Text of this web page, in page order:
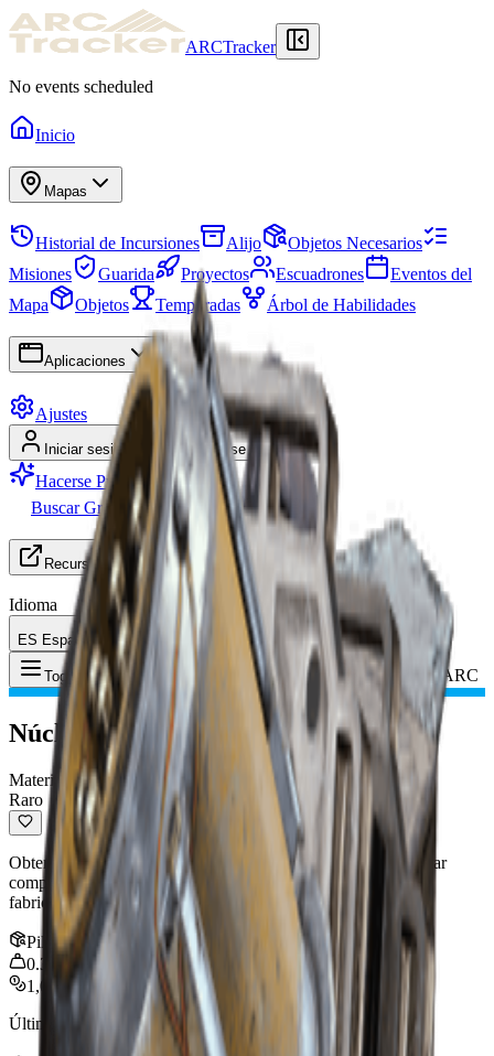
ARCTracker
No events scheduled
Inicio
Mapas
Historial de Incursiones Alijo
Objetos Necesarios
Misiones
Guarida Proyectos Escuadrones
Eventos del
Mapa
Objetos Temporadas Árbol de Habilidades
Aplicaciones
Ajustes
Iniciar sesión Registrarse
Hacerse Premium
Buscar Grupo (LFG)
Recursos
Idioma
ES Español
Toggle Menu Objeto: Núcleo de movimiento ARC
Núcleo de movimiento ARC
Material de la Superficie
Raro
Obtenido de enemigos ARC o actividades. Se usa para fabricar
componentes. Puede reciclarse en aleación ARC. Se usa para
fabricar: Acelerador magnético
Pila :5
0.3
1,000
Última actualización
Feb 24, 2026